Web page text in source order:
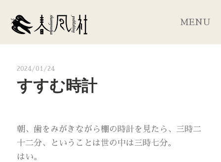
MENU
2024/01/24
すすむ時計
朝、歯をみがきながら棚の時計を見たら、三時二
十二分、ということは世の中は三時七分。
はい。